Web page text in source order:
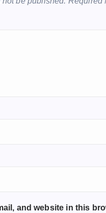
and website in this